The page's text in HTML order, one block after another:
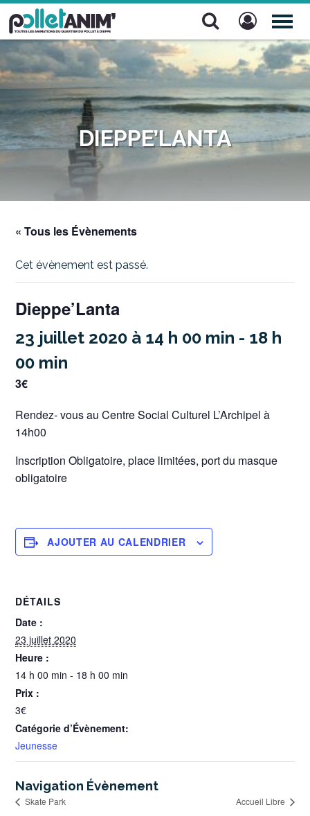
Pollet Anim'
DIEPPE’LANTA
« Tous les Évènements
Cet évènement est passé.
Dieppe’Lanta
23 juillet 2020 à 14 h 00 min - 18 h
00 min
3€
Rendez- vous au Centre Social Culturel L’Archipel à
14h00
Inscription Obligatoire, place limitées, port du masque
obligatoire
AJOUTER AU CALENDRIER
DÉTAILS
Date :
23 juillet 2020
Heure :
14 h 00 min - 18 h 00 min
Prix :
3€
Catégorie d’Évènement:
Jeunesse
Navigation Évènement
Skate Park Accueil Libre